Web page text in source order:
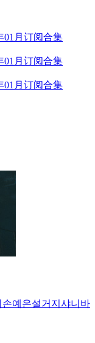
손예은설거지 샤니 바